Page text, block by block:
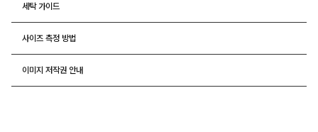
세탁 가이드
사이즈 측정 방법
이미지 저작권 안내